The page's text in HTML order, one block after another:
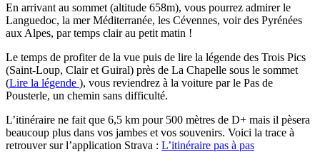
En arrivant au sommet (altitude 658m), vous pourrez admirer le
Languedoc, la mer Méditerranée, les Cévennes, voir des Pyrénées
aux Alpes, par temps clair au petit matin !
Le temps de profiter de la vue puis de lire la légende des Trois Pics
(Saint-Loup, Clair et Guiral) près de La Chapelle sous le sommet
(Lire la légende ), vous reviendrez à la voiture par le Pas de
Pousterle, un chemin sans difficulté.
L’itinéraire ne fait que 6,5 km pour 500 mètres de D+ mais il pèsera
beaucoup plus dans vos jambes et vos souvenirs. Voici la trace à
retrouver sur l’application Strava : L’itinéraire pas à pas